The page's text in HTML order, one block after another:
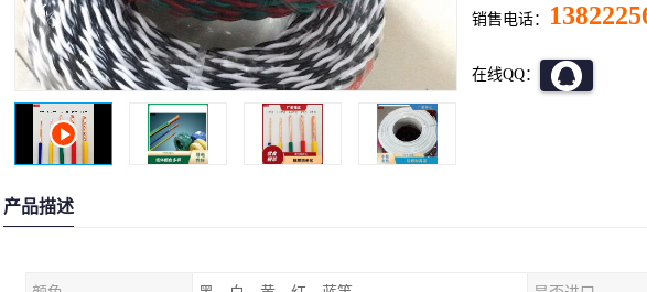
销售电话：
在线QQ：
产品描述